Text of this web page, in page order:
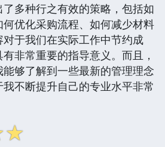
多种行之有效的策略，包括如
优化采购流程、如何减少材料
于我们在实际工作中节约成
非常重要的指导意义。而且，
够了解到一些最新的管理理念
不断提升自己的专业水平非常
☆